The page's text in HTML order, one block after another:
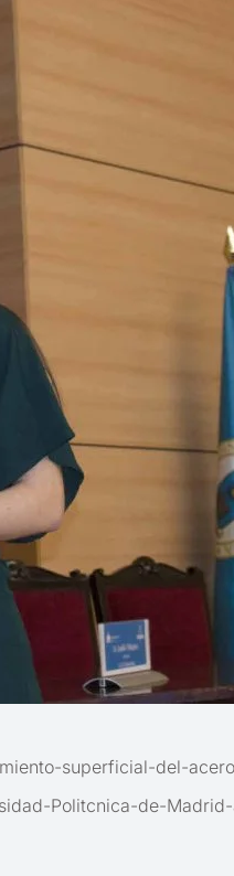
superficial-del-
Politcnica-de-